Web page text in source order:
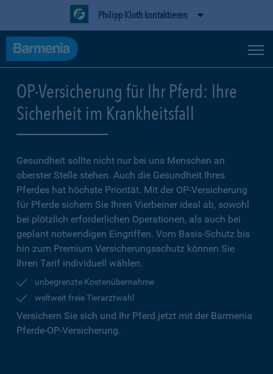
Philipp Kloth kontaktieren
OP-Versicherung für Ihr Pferd: Ihre
Sicherheit im Krankheitsfall
Gesundheit sollte nicht nur bei uns Menschen an
oberster Stelle stehen. Auch die Gesundheit Ihres
Pferdes hat höchste Priorität. Mit der OP-Versicherung
für Pferde sichern Sie Ihren Vierbeiner ideal ab, sowohl
bei plötzlich erforderlichen Operationen, als auch bei
geplant notwendigen Eingriffen. Vom Basis-Schutz bis
hin zum Premium Versicherungsschutz können Sie
Ihren Tarif individuell wählen.
unbegrenzte Kostenübernahme
weltweit freie Tierarztwahl
Versichern Sie sich und Ihr Pferd jetzt mit der Barmenia
Pferde-OP-Versicherung.